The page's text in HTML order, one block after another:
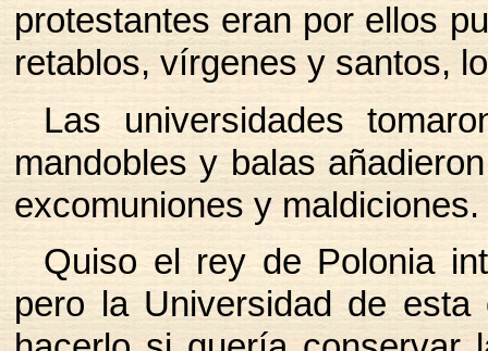
protestantes eran por ellos
retablos, vírgenes y santos,
Las universidades
mandobles y balas
excomuniones y maldiciones.
Quiso el rey de Polonia
pero la Universidad de